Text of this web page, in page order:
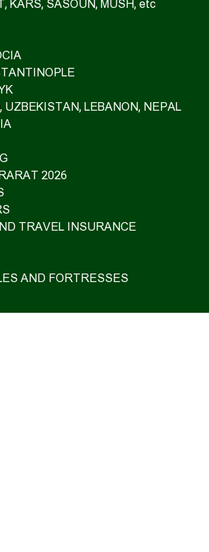
KARS, SASOUN, MUSH, etc
LEBANON, NEPAL
2026
TRAVEL INSURANCE
AND FORTRESSES